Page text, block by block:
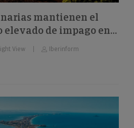
mantienen el
elevado de impago en
View Iberinform